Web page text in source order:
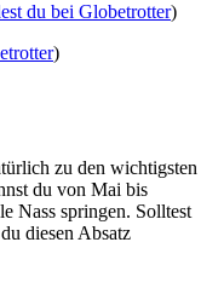
du bei Globetrotter)
)
zu den wichtigsten
du von Mai bis
Nass springen. Solltest
diesen Absatz